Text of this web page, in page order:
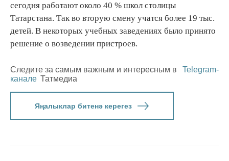
сегодня работают около 40 % школ столицы
Татарстана. Так во вторую смену учатся более 19 тыс.
детей. В некоторых учебных заведениях было принято
решение о возведении пристроев.
Следите за самым важным и интересным в
Telegram-
канале Татмедиа
Яңалыклар битенә керегез